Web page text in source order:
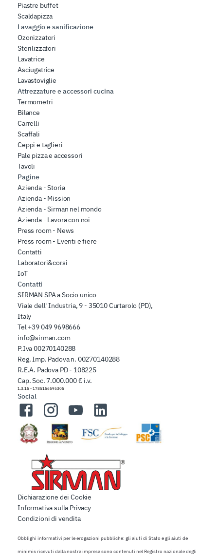
Piastre buffet
Scaldapizza
Lavaggio e sanificazione
Ozonizzatori
Sterilizzatori
Lavatrice
Asciugatrice
Lavastoviglie
Attrezzature e accessori cucina
Termometri
Bilance
Carrelli
Scaffali
Ceppi e taglieri
Pale pizza e accessori
Tavoli
Pagine
Azienda - Storia
Azienda - Mission
Azienda - Sirman nel mondo
Azienda - Lavora con noi
Press room - News
Press room - Eventi e fiere
Contatti
Laboratori&corsi
IoT
Contatti
SIRMAN SPA a Socio unico
Viale dell' Industria, 9 - 35010 Curtarolo (PD),
Italy
Tel+39 049 9698666
info@sirman.com
P.Iva 00270140288
Reg. Imp. Padova n. 00270140288
R.E.A. Padova PD - 108225
Cap. Soc. 7.000.000 € i.v.
1.3.15 - 1785156595305
Social
FacebookInstagramYouTubeLinkedIn
Dichiarazione dei Cookie
Informativa sulla Privacy
Condizioni di vendita
Obblighi informativi per le erogazioni pubbliche: gli aiuti di Stato e gli aiuti de
minimis ricevuti dalla nostra impresa sono contenuti nel Registro nazionale degli